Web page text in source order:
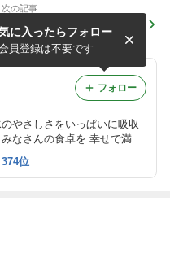
次の記事
※配送についてのお知らせ※
やさしさをいっぱいに吸収
なさんの食卓を 幸せで満た
に入ったらフォロー
員登録は不要です
フォロー
位